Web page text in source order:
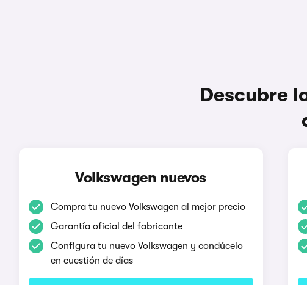
Descubre
Volkswagen nuevos
Compra tu nuevo Volkswagen al mejor precio
Garantía oficial del fabricante
Configura tu nuevo Volkswagen y condúcelo
en cuestión de días